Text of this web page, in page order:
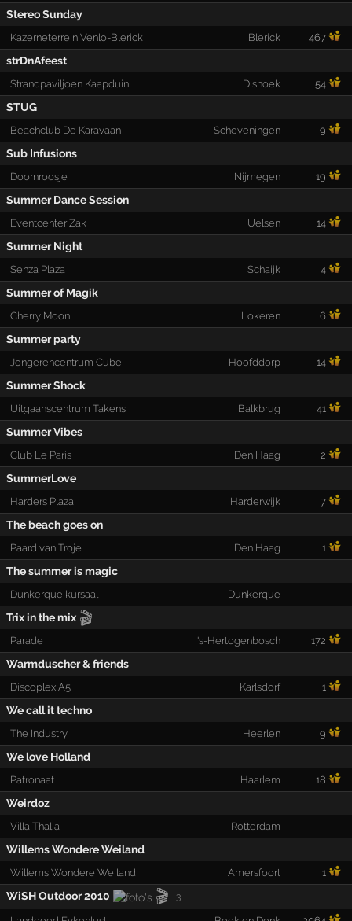
Stereo Sunday
Kazerneterrein Venlo-Blerick Blerick 467
strDnAfeest
Strandpaviljoen Kaapduin Dishoek 54
STUG
Beachclub De Karavaan Scheveningen 9
Sub Infusions
Doornroosje Nijmegen 19
Summer Dance Session
Eventcenter Zak Uelsen 14
Summer Night
Senza Plaza Schaijk 4
Summer of Magik
Cherry Moon Lokeren 6
Summer party
Jongerencentrum Cube Hoofddorp 14
Summer Shock
Uitgaanscentrum Takens Balkbrug 41
Summer Vibes
Club Le Paris Den Haag 2
SummerLove
Harders Plaza Harderwijk 7
The beach goes on
Paard van Troje Den Haag 1
The summer is magic
Dunkerque kursaal Dunkerque
Trix in the mix 🎬
Parade 's-Hertogenbosch 172
Warmduscher & friends
Discoplex A5 Karlsdorf 1
We call it techno
The Industry Heerlen 9
We love Holland
Patronaat Haarlem 18
Weirdoz
Villa Thalia Rotterdam
Willems Wondere Weiland
Willems Wondere Weiland Amersfoort 1
WiSH Outdoor 2010 🎬 3